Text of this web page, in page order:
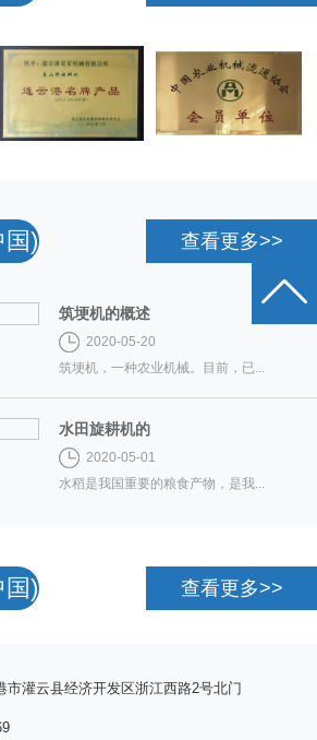
国) 查看更多>>
筑埂机的概述
2020-05-20
筑埂机，一种农业机械。目前，已...
水田旋耕机的
2020-05-01
水稻是我国重要的粮食产物，是我...
国) 查看更多>>
灌云县经济开发区浙江西路2号北门